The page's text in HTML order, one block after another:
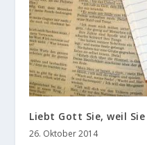
Liebt Gott Sie, weil
26. Oktober 2014